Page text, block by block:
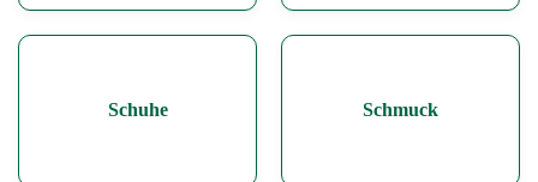
Schuhe Schmuck